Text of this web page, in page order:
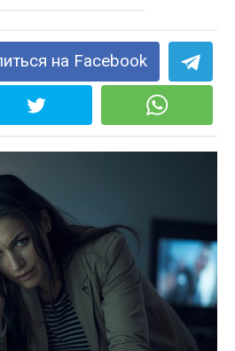
на Facebook